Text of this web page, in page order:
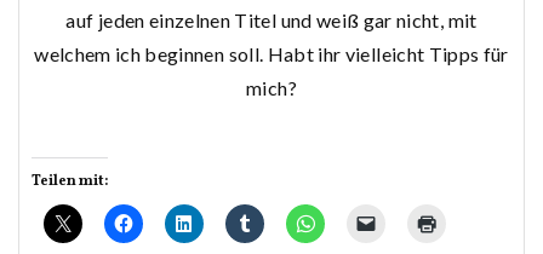
auf jeden einzelnen Titel und weiß gar nicht, mit
welchem ich beginnen soll. Habt ihr vielleicht Tipps für
mich?
Teilen mit: